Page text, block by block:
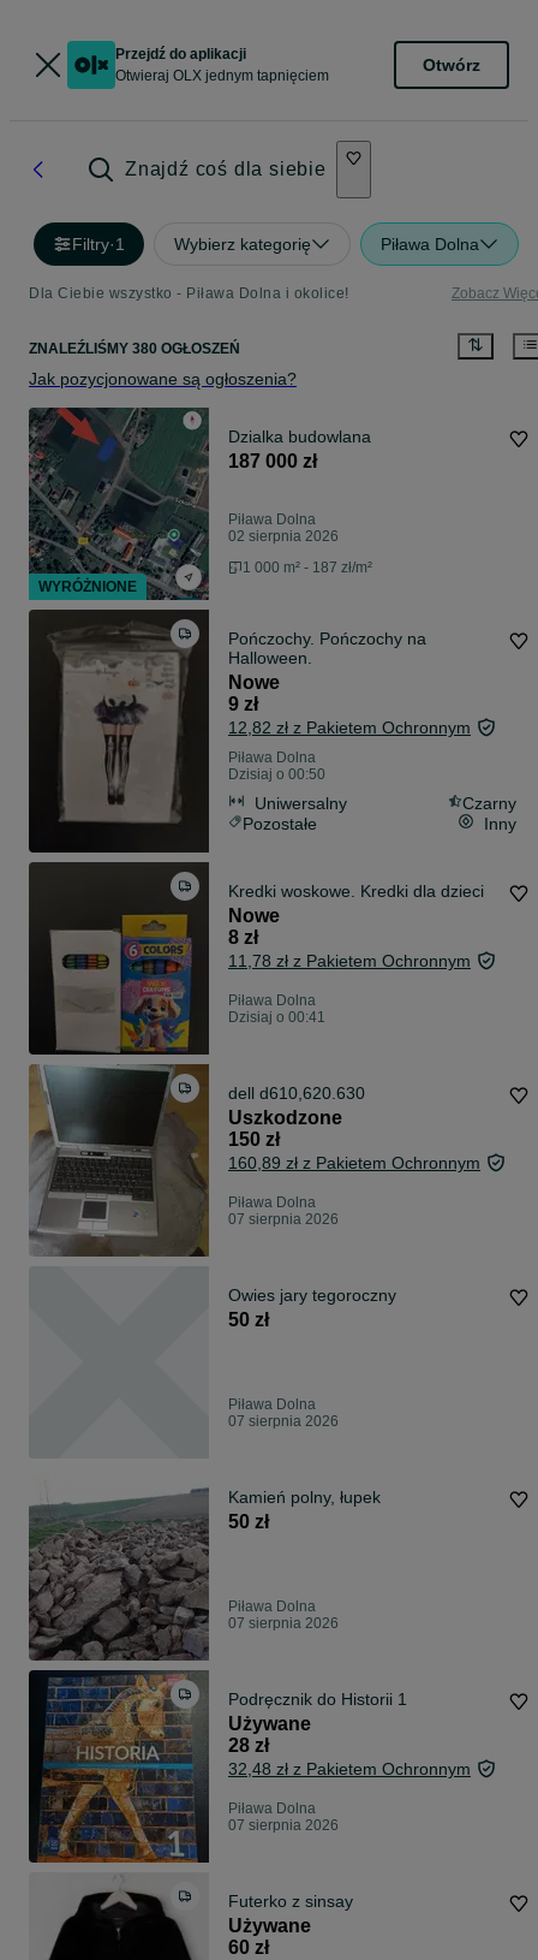
Przejdź do aplikacji
Otwieraj OLX jednym tapnięciem
Otwórz
Znajdź coś dla siebie
Filtry·1 Wybierz kategorię Piława Dolna
Dla Ciebie wszystko - Piława Dolna i okolice! Zobacz
ZNALEŹLIŚMY 380 OGŁOSZEŃ
Jak pozycjonowane są ogłoszenia?
Dzialka budowlana
187 000 zł
Piława Dolna
02 sierpnia 2026
1 000 m² - 187 zł/m²
Pończochy. Pończochy na
Halloween.
Nowe
9 zł
12,82 zł z Pakietem Ochronnym
Piława Dolna
Dzisiaj o 00:50
Uniwersalny
Czarny
Pozostałe
Inny
Kredki woskowe. Kredki dla dzieci
Nowe
8 zł
11,78 zł z Pakietem Ochronnym
Piława Dolna
Dzisiaj o 00:41
dell d610,620.630
Uszkodzone
150 zł
160,89 zł z Pakietem Ochronnym
Piława Dolna
07 sierpnia 2026
Owies jary tegoroczny
50 zł
Piława Dolna
07 sierpnia 2026
Kamień polny, łupek
50 zł
Piława Dolna
07 sierpnia 2026
Podręcznik do Historii 1
Używane
28 zł
32,48 zł z Pakietem Ochronnym
Piława Dolna
07 sierpnia 2026
Futerko z sinsay
Używane
60 zł
WYRÓŻNIONE